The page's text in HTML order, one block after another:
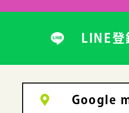
LINE登
Google